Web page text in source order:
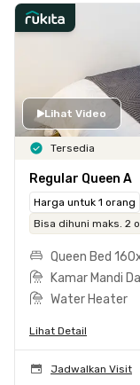
Lihat Video
Tersedia
Regular Queen A
Harga untuk 1 orang
Bisa dihuni maks. 2
Queen Bed
Kamar Mandi
Water Heater
Lihat Detail
Jadwalkan Visit